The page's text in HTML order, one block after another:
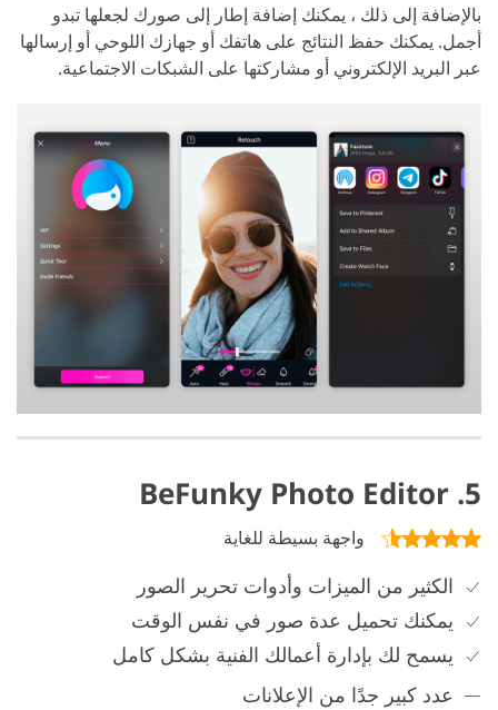
بالإضافة إلى ذلك ، يمكنك إضافة إطار إلى صورك لجعلها تبدو
أجمل. يمكنك حفظ النتائج على هاتفك أو جهازك اللوحي أو إرسالها
عبر البريد الإلكتروني أو مشاركتها على الشبكات الاجتماعية.
5. BeFunky Photo Editor
واجهة بسيطة للغاية
الكثير من الميزات وأدوات تحرير الصور
يمكنك تحميل عدة صور في نفس الوقت
يسمح لك بإدارة أعمالك الفنية بشكل كامل
عدد كبير جدًا من الإعلانات